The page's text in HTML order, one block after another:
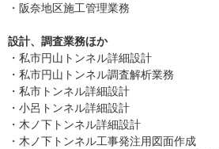
・阪奈地区施工管理業務
設計、調査業務ほか
・私市円山トンネル詳細設計
・私市円山トンネル調査解析業務
・私市トンネル詳細設計
・小呂トンネル詳細設計
・木ノ下トンネル詳細設計
・木ノ下トンネル工事発注用図面作成